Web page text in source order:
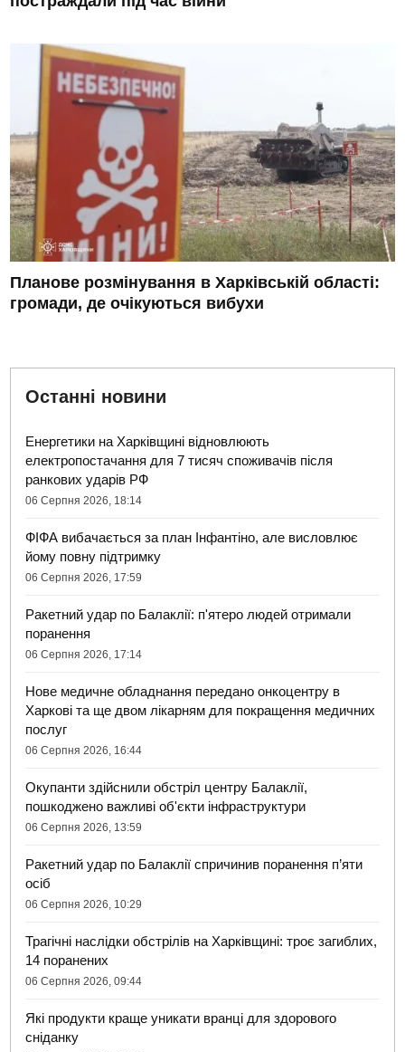
Планове розмінування в Харківській області:
громади, де очікуються вибухи
Останні новини
Енергетики на Харківщині відновлюють
електропостачання для 7 тисяч споживачів після
ранкових ударів РФ
06 Серпня 2026, 18:14
ФІФА вибачається за план Інфантіно, але висловлює
йому повну підтримку
06 Серпня 2026, 17:59
Ракетний удар по Балаклії: п'ятеро людей отримали
поранення
06 Серпня 2026, 17:14
Нове медичне обладнання передано онкоцентру в
Харкові та ще двом лікарням для покращення медичних
послуг
06 Серпня 2026, 16:44
Окупанти здійснили обстріл центру Балаклії,
пошкоджено важливі об'єкти інфраструктури
06 Серпня 2026, 13:59
Ракетний удар по Балаклії спричинив поранення п’яти
осіб
06 Серпня 2026, 10:29
Трагічні наслідки обстрілів на Харківщині: троє загиблих,
14 поранених
06 Серпня 2026, 09:44
Які продукти краще уникати вранці для здорового
сніданку